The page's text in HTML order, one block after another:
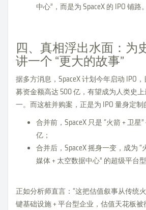
中心”，而是为 SpaceX 的 IPO 铺路。
四、真相浮出水面：为
讲一个 “更大的故事”
据多方消息，SpaceX 计划今年启动 IPO，
募资金额高达 500 亿，有望成为人类史上
一。而这桩并购案，正是为 IPO 量身定制
合并前，SpaceX 只是 “火箭 + 卫星
亿；
合并后，SpaceX 摇身一变，成为 “
媒体 + 太空数据中心” 的超级平台型
正如分析师直言：“这把估值叙事从传统
键基础设施 + 平台型企业，估值天花板被